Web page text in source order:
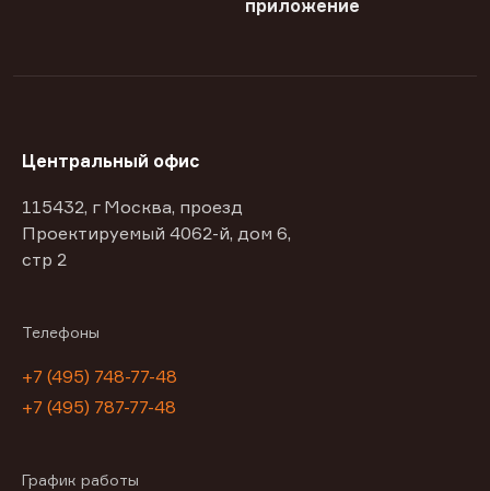
приложение
Центральный офис
115432, г Москва, проезд
Проектируемый 4062-й, дом 6,
стр 2
Телефоны
+7 (495) 748-77-48
+7 (495) 787-77-48
График работы